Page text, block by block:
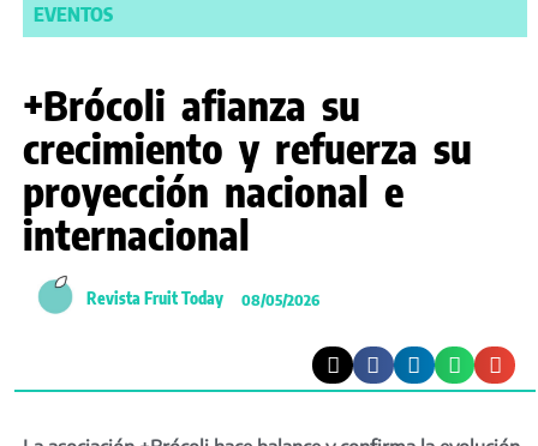
EVENTOS
+Brócoli afianza su
crecimiento y refuerza su
proyección nacional e
internacional
Revista Fruit Today 08/05/2026